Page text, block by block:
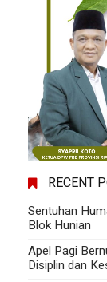
RECENT
Sentuhan
Blok Hunian
Apel Pagi
Disiplin dan